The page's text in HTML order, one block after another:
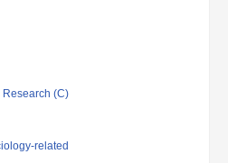
Research (C)
related